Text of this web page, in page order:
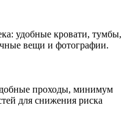
удобные кровати, тумбы,
вещи и фотографии.
проходы, минимум
для снижения риска